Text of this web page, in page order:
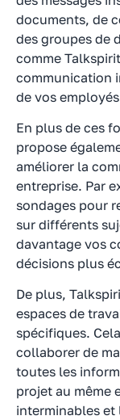
documents, de
des groupes de
comme
communication
de vos
En plus de ces
propose
améliorer la
entreprise. Par
sondages pour
sur différents
davantage vos
décisions plus
De plus,
espaces de
spécifiques.
collaborer de
toutes les
projet au même
interminables et